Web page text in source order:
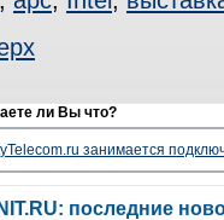
ли Вы что?
занимается
последние